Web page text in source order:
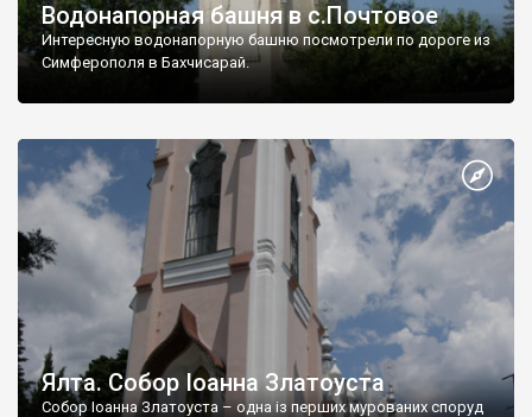
Водонапорная башня в с.Почтовое
Интересную водонапорную башню посмотрели по дороге из
Симферополя в Бахчисарай.
Ялта. Собор Іоанна Златоуста
Собор Іоанна Златоуста – одна із перших мурованих споруд